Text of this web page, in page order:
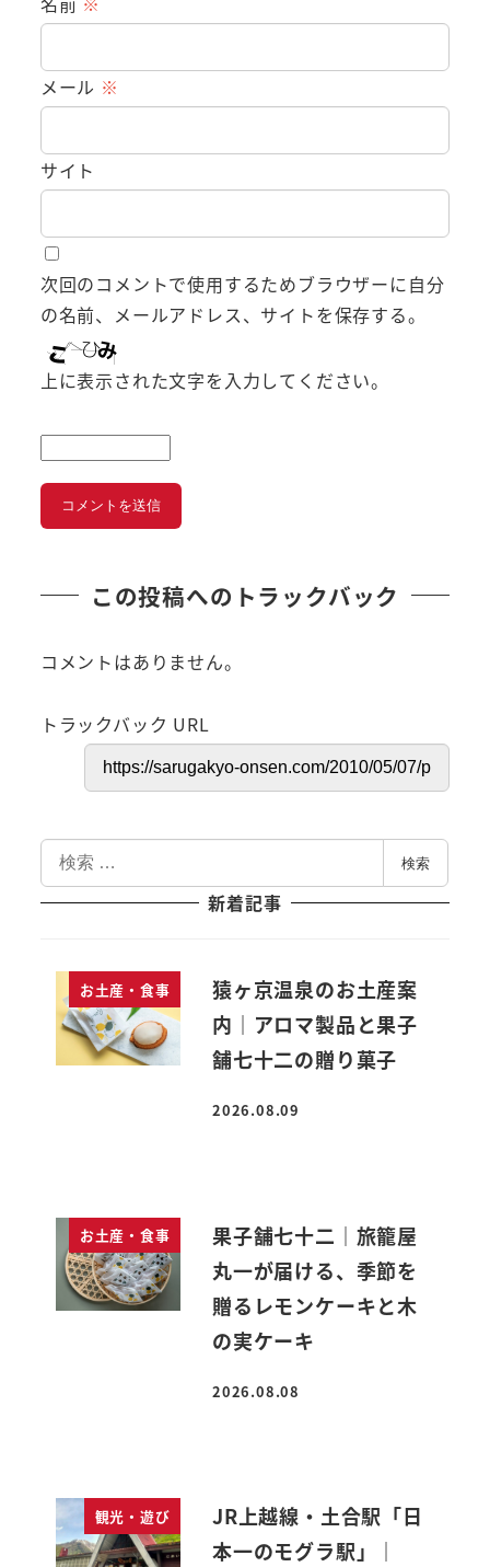
メール ※
サイト
次回のコメントで使用するためブラウザーに自分
の名前、メールアドレス、サイトを保存する。
上に表示された文字を入力してください。
この投稿へのトラックバック
コメントはありません。
トラックバック URL
索
検索
新着記事
お土産・食事
猿ヶ京温泉のお土産案
内｜アロマ製品と果子
舗七十二の贈り菓子
投稿日
2026.08.09
お土産・食事
果子舗七十二｜旅籠屋
丸一が届ける、季節を
贈るレモンケーキと木
の実ケーキ
投稿日
2026.08.08
観光・遊び
JR上越線・土合駅「日
本一のモグラ駅」｜